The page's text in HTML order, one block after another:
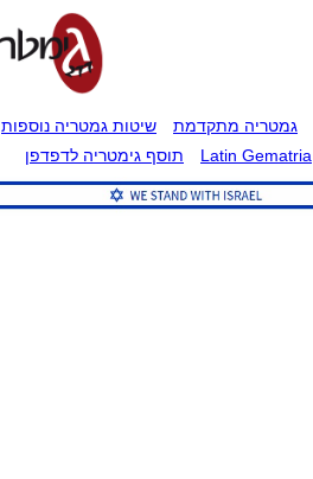
גמטריה מתקדמת שיטות גמטריה נוספות
Latin Gematria
תוסף גימטריה לדפדפן